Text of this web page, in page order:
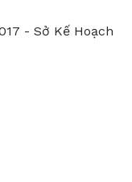
- Sở Kế Hoạch